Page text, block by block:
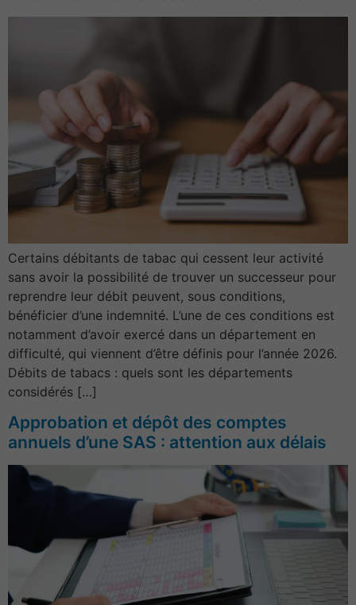
Certains débitants de tabac qui cessent leur activité
sans avoir la possibilité de trouver un successeur pour
reprendre leur débit peuvent, sous conditions,
bénéficier d’une indemnité. L’une de ces conditions est
notamment d’avoir exercé dans un département en
difficulté, qui viennent d’être définis pour l’année 2026.
Débits de tabacs : quels sont les départements
considérés […]
Approbation et dépôt des comptes
annuels d’une SAS : attention aux délais